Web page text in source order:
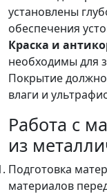
установлены
обеспечения
Краска и
необходимы для
Покрытие
влаги и
Работа с
из
Подготовка
материалов